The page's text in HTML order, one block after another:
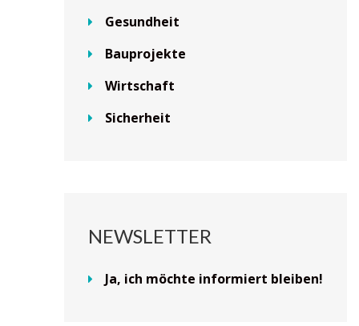
Gesundheit
Bauprojekte
Wirtschaft
Sicherheit
NEWSLETTER
Ja, ich möchte informiert bleiben!